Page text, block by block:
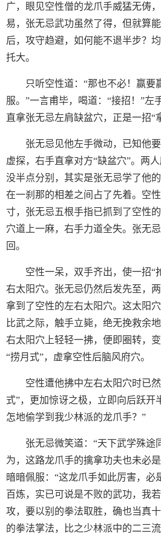
广，眼见空性僧的龙爪手威猛无俦
易，张无忌武功虽然了得，但就算
后，攻守趋避，如何能不退半步？
托大。
只听空性道：“那也不必！赢要
服。”一言甫毕，喝道：“接招！”左
直拿张无忌左肩缺盆穴，正是一招“
张无忌见他左手微动，已知他
虚探，右手直拿对方“缺盆穴”。两
没半点分别，其实是张无忌学了他
在一刹那的相差之间占了先着。空
寸，张无忌五根手指已抓到了空性
穴道上一麻，右手力道全失。张无
回。
空性一呆，双手齐出，使一招“
右太阳穴。张无忌仍然后发先至，
拿到了空性的左右太阳穴。这太阳
比武之际，触手立毙，绝无挽救余
右太阳穴上轻轻一拂，便即圈转，
“捞月式”，虚拿空性后脑风府穴。
空性遭他拂中左右太阳穴时已
式”，更加惊讶之极，立即向后跃
怎地偷学到我少林派的龙爪手？”
张无忌微笑道：“天下武学殊途
为，这路龙爪手的擒拿功夫也未必
暗暗佩服：“这龙爪手如此厉害，必
百炼，实已可说是不败的武功，我
攻，要以别的拳法取胜，确也当真
的拳法掌法，比之少林派中的二三